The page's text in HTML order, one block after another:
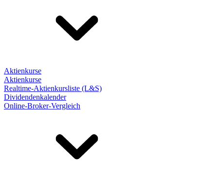
Aktienkurse
Aktienkurse
Realtime-Aktienkursliste (L&S)
Dividendenkalender
Online-Broker-Vergleich